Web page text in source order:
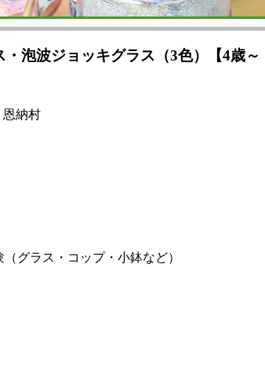
泡波ジョッキグラス（3色）【4歳～
恩納村
グラス・コップ・小鉢など）